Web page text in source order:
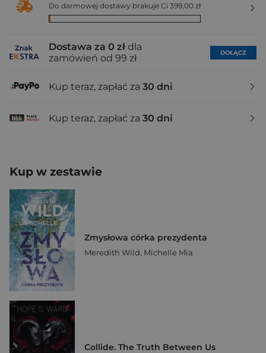
Do darmowej dostawy brakuje Ci 399,00 zł
Dostawa za 0 zł dla
zamówień od 99 zł
DOŁĄCZ
Kup teraz, zapłać za 30 dni
Kup teraz, zapłać za 30 dni
Kup w zestawie
Zmysłowa córka prezydenta
Meredith Wild, Michelle Mia
Collide. The Truth Between Us